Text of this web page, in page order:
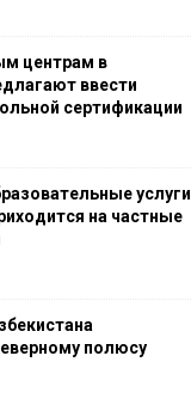
центрам в
ввести
сертификации
услуги
на частные
полюсу